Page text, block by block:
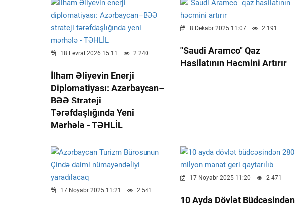
18 Fevral 2026 15:11 2 240
İlham Əliyevin Enerji
Diplomatiyası: Azərbaycan–
BƏƏ Strateji
Tərəfdaşlığında Yeni
Mərhələ - TƏHLİL
8 Dekabr 2025 11:07 2 191
"Saudi Aramco" Qaz
Hasilatının Həcmini Artırır
17 Noyabr 2025 11:21 2 541
17 Noyabr 2025 11:20 2 471
10 Ayda Dövlət Büdcəsindən